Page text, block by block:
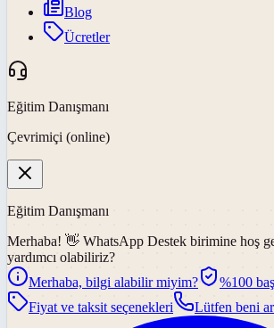
Blog
Ücretler
Eğitim Danışmanı
Çevrimiçi (online)
Eğitim Danışmanı
Merhaba! 👋 WhatsApp Destek birimine hoş
yardımcı olabiliriz?
Merhaba, bilgi alabilir miyim?
%100
Fiyat ve taksit seçenekleri
Lütfen beni